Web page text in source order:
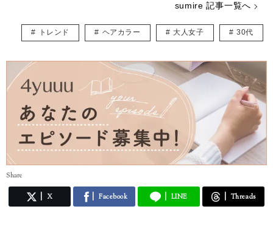
取り入れたコーデ術を日々研究・発信しています。
★インスタ
★ブログ
http://self-styling.net/
sumire 記事一覧へ
トレンド ヘアカラー 大人女子 30代
Share
X Facebook LINE Threads